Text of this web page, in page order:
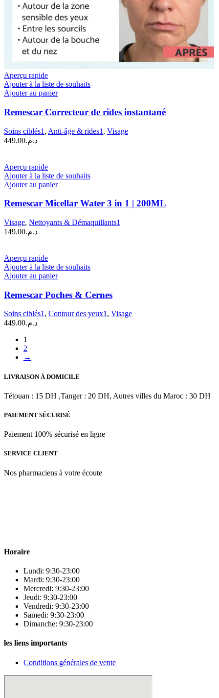
Aperçu rapide
Ajouter à la liste de souhaits
Ajouter au panier
Remescar Correcteur de rides instantané
Soins ciblés1 , Anti-âge & rides1 , Visage
د.م.449.00
Aperçu rapide
Ajouter à la liste de souhaits
Ajouter au panier
Remescar Micellar Water 3 in 1 | 200ML
Visage, Nettoyants & Démaquillants1
د.م.149.00
Aperçu rapide
Ajouter à la liste de souhaits
Ajouter au panier
Remescar Poches & Cernes
Soins ciblés1, Contour des yeux1, Visage
د.م.449.00
1
2
→
LIVRAISON À DOMICILE
Tétouan : 15 DH ,Tanger : 20 DH, Autres villes du Maroc : 30 DH
PAIEMENT SÉCURISÉ
Paiement 100% sécurisé en ligne
SERVICE CLIENT
Nos pharmaciens à votre écoute
Horaire
Lundi: 9:30-23:00
Mardi: 9:30-23:00
Mercredi: 9:30-23:00
Jeudi: 9:30-23:00
Vendredi: 9:30-23:00
Samedi: 9:30-23:00
Dimanche: 9:30-23:00
les liens importants
Conditions générales de vente